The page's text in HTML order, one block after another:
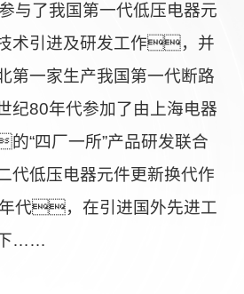
了我国第一代低压电器元
术引进及研发工作，并
第一家生产我国第一代断路
80年代参加了由上海电器
“四厂一所”产品研发联合
低压电器元件更新换代作
代，在引进国外先进工
……